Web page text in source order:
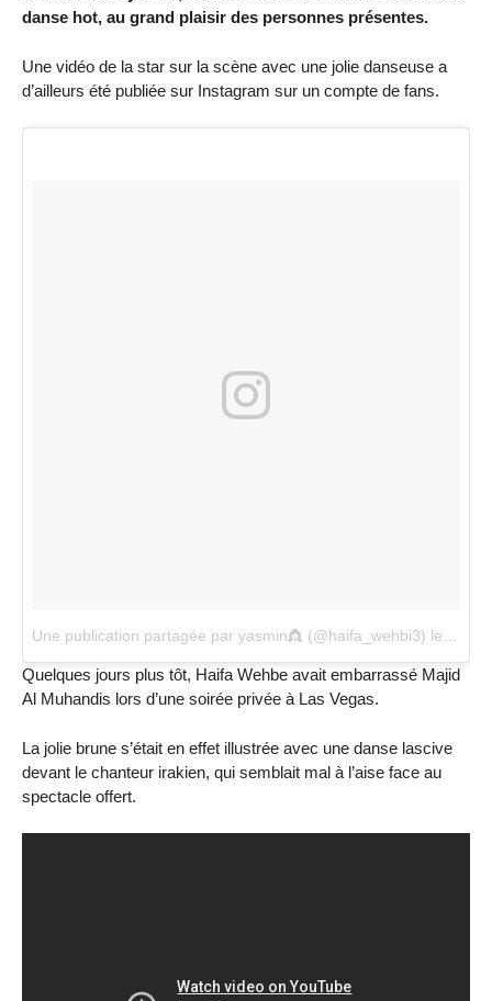
danse hot, au grand plaisir des personnes présentes.
Une vidéo de la star sur la scène avec une jolie danseuse a
d’ailleurs été publiée sur Instagram sur un compte de fans.
Une publication partagée par yasmin👸 (@haifa_wehbi3) le
Quelques jours plus tôt, Haifa Wehbe avait embarrassé Majid
Al Muhandis lors d’une soirée privée à Las Vegas.
La jolie brune s’était en effet illustrée avec une danse lascive
devant le chanteur irakien, qui semblait mal à l’aise face au
spectacle offert.